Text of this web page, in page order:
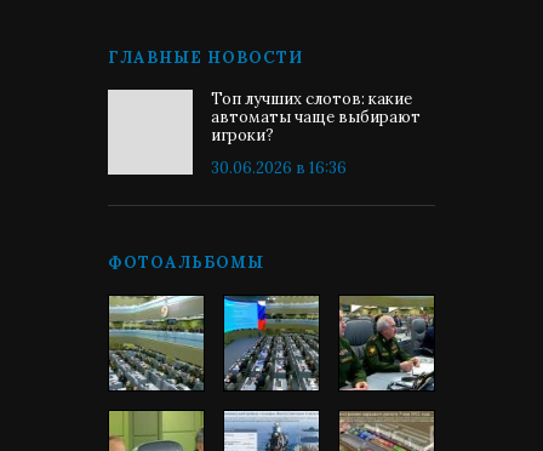
ГЛАВНЫЕ НОВОСТИ
Топ лучших слотов: какие
автоматы чаще выбирают
игроки?
30.06.2026 в 16:36
ФОТОАЛЬБОМЫ